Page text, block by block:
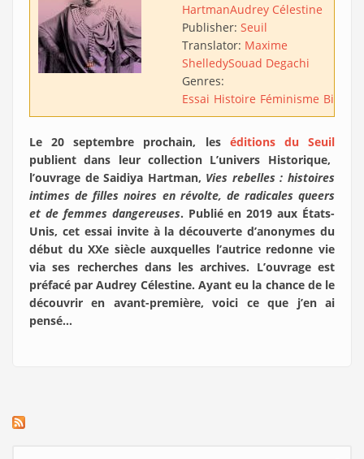
HartmanAudrey Célestine
Publisher: Seuil
Translator: Maxime
ShelledySouad Degachi
Genres:
Essai Histoire Féminisme
Le 20 septembre prochain, les éditions du Seuil
publient dans leur collection L’univers Historique,
l’ouvrage de Saidiya Hartman, Vies rebelles : histoires
intimes de filles noires en révolte, de radicales queers
et de femmes dangereuses. Publié en 2019 aux États-
Unis, cet essai invite à la découverte d’anonymes du
début du XXe siècle auxquelles l’autrice redonne vie
via ses recherches dans les archives. L’ouvrage est
préfacé par Audrey Célestine. Ayant eu la chance de le
découvrir en avant-première, voici ce que j’en ai
pensé…